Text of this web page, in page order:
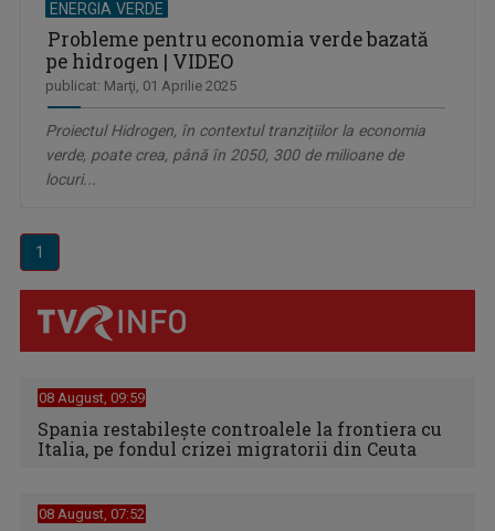
ENERGIA VERDE
Probleme pentru economia verde bazată
pe hidrogen | VIDEO
publicat: Marţi, 01 Aprilie 2025
Proiectul Hidrogen, în contextul tranzițiilor la economia
verde, poate crea, până în 2050, 300 de milioane de
locuri...
1
08 August, 09:59
Spania restabileşte controalele la frontiera cu
Italia, pe fondul crizei migratorii din Ceuta
08 August, 07:52